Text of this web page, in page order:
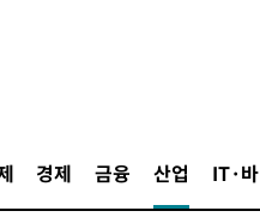
경제 금융 산업 IT·
정원 초과 시 낮은 계급 임용…희망
소나기·강원 많은 비[내일날씨]
매, 아제르바이잔 투란VC 입단